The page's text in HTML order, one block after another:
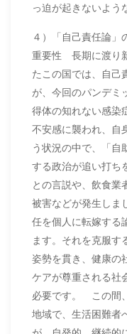
っ迫が起きないよう
４）「自己責任論」
重要性 長期に渡り
たこの国では、自己
が、今回のパンデミ
得体の知れない感染
不安感に襲われ、自
う状況の中で、「自
する政治が追い打ち
との言説や、飲食業
被害などが発生し
任を個人に転嫁する
ます。それを克服す
姿勢を貫き、健康の
ケアが尊重される社
必要です。 この間
地域で、生活困難者